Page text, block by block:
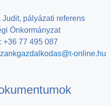
Judit, pályázati referens
Önkormányzat
+36 77 495 087
online.hu